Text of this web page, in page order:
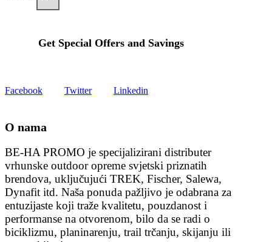
Get Special Offers and Savings
Facebook Twitter Linkedin
O nama
BE-HA PROMO je specijalizirani distributer
vrhunske outdoor opreme svjetski priznatih
brendova, uključujući TREK, Fischer, Salewa,
Dynafit itd. Naša ponuda pažljivo je odabrana za
entuzijaste koji traže kvalitetu, pouzdanost i
performanse na otvorenom, bilo da se radi o
biciklizmu, planinarenju, trail trčanju, skijanju ili